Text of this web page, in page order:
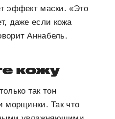
эффект маски. «Это
даже если кожа
Аннабель.
кожу
так тон
морщинки. Так что